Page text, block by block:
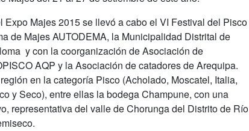
Majes 2015 se llevó a cabo el VI Festival del Pisco
de Majes AUTODEMA, la Municipalidad Distrital de
y con la coorganización de Asociación de
AQP y la Asociación de catadores de Arequipa.
en la categoría Pisco (Acholado, Moscatel, Italia,
y Seco), entre ellas la bodega Champune, con una
representativa del valle de Chorunga del Distrito de Río